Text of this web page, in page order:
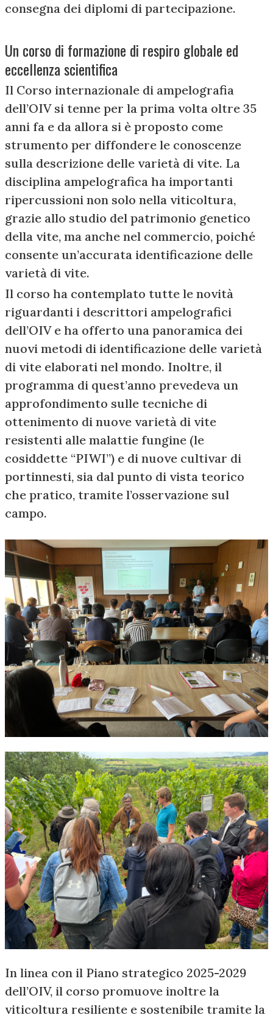
consegna dei diplomi di partecipazione.
Un corso di formazione di respiro globale ed
eccellenza scientifica
Il Corso internazionale di ampelografia
dell’OIV si tenne per la prima volta oltre 35
anni fa e da allora si è proposto come
strumento per diffondere le conoscenze
sulla descrizione delle varietà di vite. La
disciplina ampelografica ha importanti
ripercussioni non solo nella viticoltura,
grazie allo studio del patrimonio genetico
della vite, ma anche nel commercio, poiché
consente un’accurata identificazione delle
varietà di vite.
Il corso ha contemplato tutte le novità
riguardanti i descrittori ampelografici
dell’OIV e ha offerto una panoramica dei
nuovi metodi di identificazione delle varietà
di vite elaborati nel mondo. Inoltre, il
programma di quest’anno prevedeva un
approfondimento sulle tecniche di
ottenimento di nuove varietà di vite
resistenti alle malattie fungine (le
cosiddette “PIWI”) e di nuove cultivar di
portinnesti, sia dal punto di vista teorico
che pratico, tramite l’osservazione sul
campo.
In linea con il Piano strategico 2025-2029
dell’OIV, il corso promuove inoltre la
viticoltura resiliente e sostenibile tramite la